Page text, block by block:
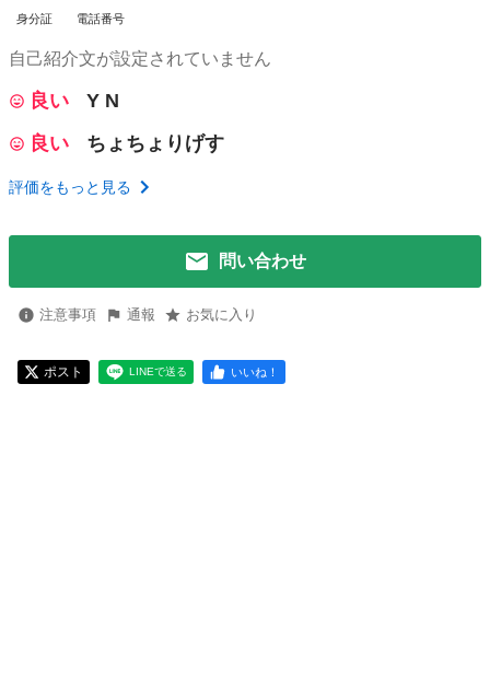
身分証 電話番号
自己紹介文が設定されていません
良い
Y N
良い
ちょちょりげす
評価をもっと見る
問い合わせ
注意事項 通報 お気に入り
ポスト LINEで送る いいね！